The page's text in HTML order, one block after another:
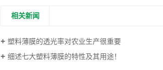
相关新闻
塑料薄膜的透光率对农业生产很重要
细述七大塑料薄膜的特性及其用途！